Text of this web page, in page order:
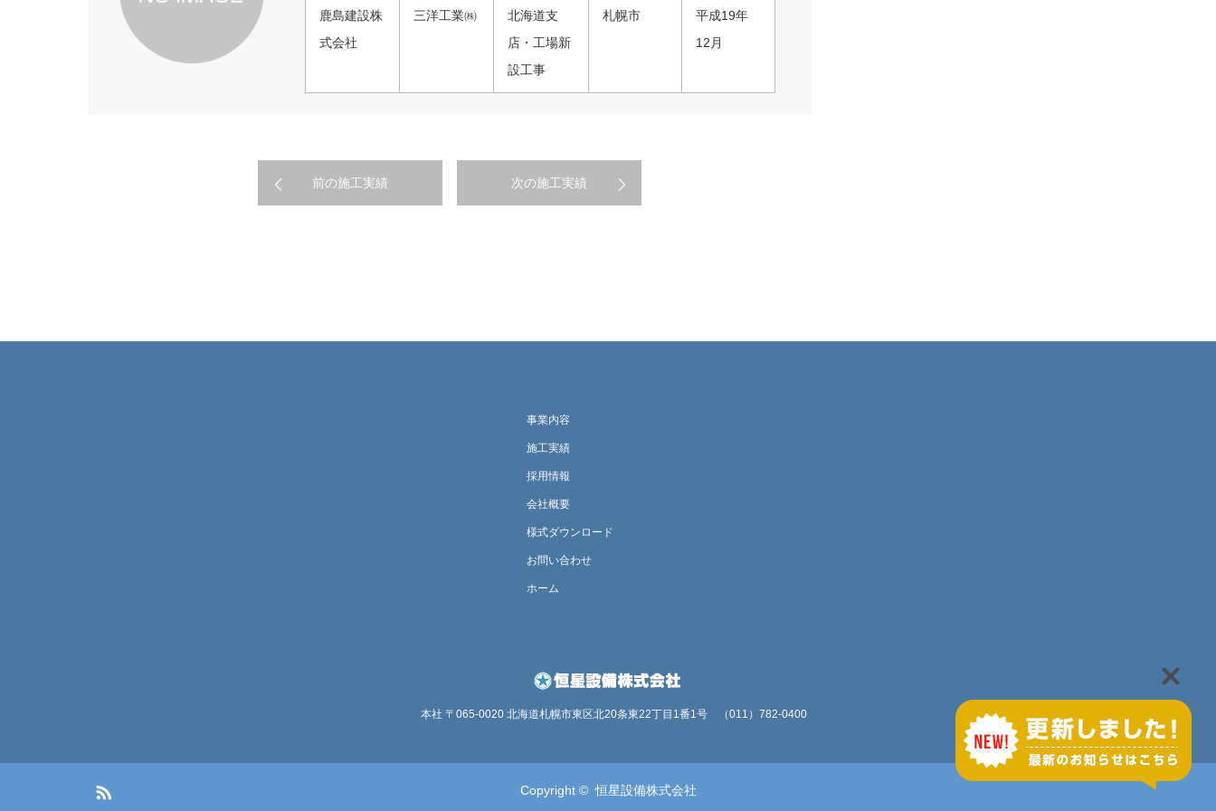
鹿島建設株
式会社
三洋工業㈱
北海道支
店・工場新
設工事
札幌市
平成19年
12月
前の施工実績 次の施工実績
事業内容
施工実績
採用情報
会社概要
様式ダウンロード
お問い合わせ
ホーム
本社 〒065-0020 北海道札幌市東区北20条東22丁目1番1号 （011）782-0400
Copyright ©恒星設備株式会社